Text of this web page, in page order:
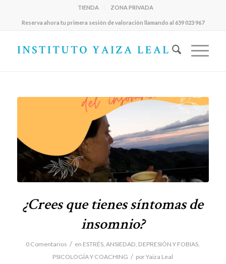
TIENDA ZONA PRIVADA
Reserva ahora tu primera sesión de valoración llamando al 659 023 967
¿Crees que tienes síntomas de
insomnio?
0 Comentarios / en ESTRÉS, ANSIEDAD, DEPRESIÓN Y FOBIAS,
PSICOLOGÍA Y COACHING / porYaiza Leal